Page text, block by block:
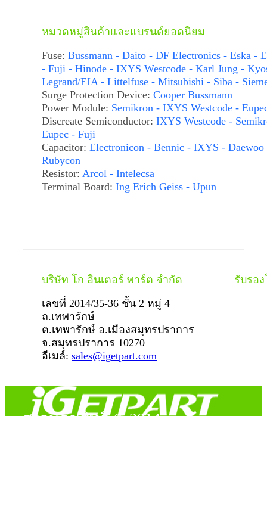
หมวดหมู่สินค้าและแบรนด์ยอดนิยม
Fuse: Bussmann - Daito - DF Electronics - Eska -
- Fuji - Hinode - IXYS Westcode - Karl Jung -
Legrand/EIA - Littelfuse - Mitsubishi - Siba -
Surge Protection Device: Cooper Bussmann
Power Module: Semikron - IXYS Westcode -
Discreate Semiconductor: IXYS Westcode -
Eupec - Fuji
Capacitor: Electronicon - Bennic - IXYS - Daewoo
Rubycon
Resistor: Arcol - Intelecsa
Terminal Board: Ing Erich Geiss - Upun
บริษัท โก อินเตอร์ พาร์ต จำกัด
เลขที่ 2014/35-36 ชั้น 2 หมู่ 4
ถ.เทพารักษ์
ต.เทพารักษ์ อ.เมืองสมุทรปราการ
จ.สมุทรปราการ 10270
อีเมล์: sales@igetpart.com
รับรอ
สงวนลิขสิทธิ์ © 2014